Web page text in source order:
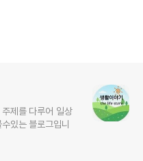
제를 다루어 일상
있는 블로그입니